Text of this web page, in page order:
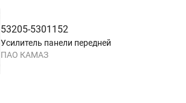
53205-5301152
Усилитель панели передней
ПАО КАМАЗ